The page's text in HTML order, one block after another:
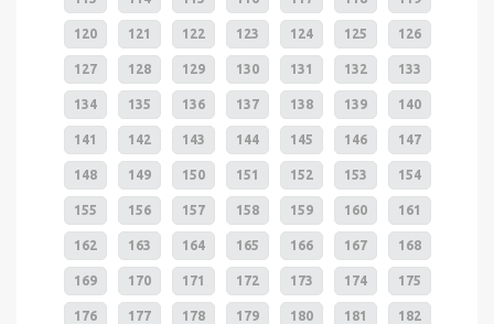
120 121 122 123 124 125 126
127 128 129 130 131 132 133
134 135 136 137 138 139 140
141 142 143 144 145 146 147
148 149 150 151 152 153 154
155 156 157 158 159 160 161
162 163 164 165 166 167 168
169 170 171 172 173 174 175
176 177 178 179 180 181 182